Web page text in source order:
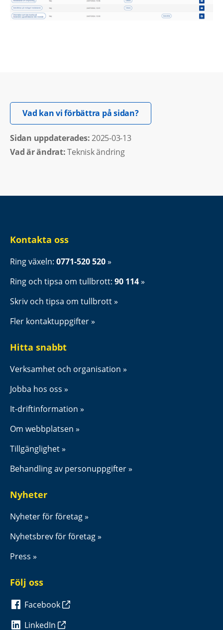
Vad kan vi förbättra på sidan?Öppnas i nytt fönster.
Sidan uppdaterades: 2025-03-13
Vad är ändrat:Teknisk ändring
Kontakta oss
Ring växeln: 0771-520 520
Ring och tipsa om tullbrott: 90 114
Skriv och tipsa om tullbrott
Fler kontaktuppgifter
Hitta snabbt
Verksamhet och organisation
Jobba hos oss
It-driftinformation
Om webbplatsen
Tillgänglighet
Behandling av personuppgifter
Nyheter
Nyheter för företag
Nyhetsbrev för företag
Press
Följ oss
Facebook
LinkedIn